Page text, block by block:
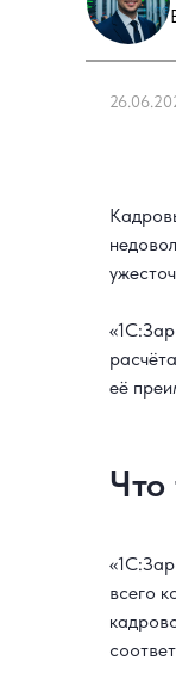
её
всего